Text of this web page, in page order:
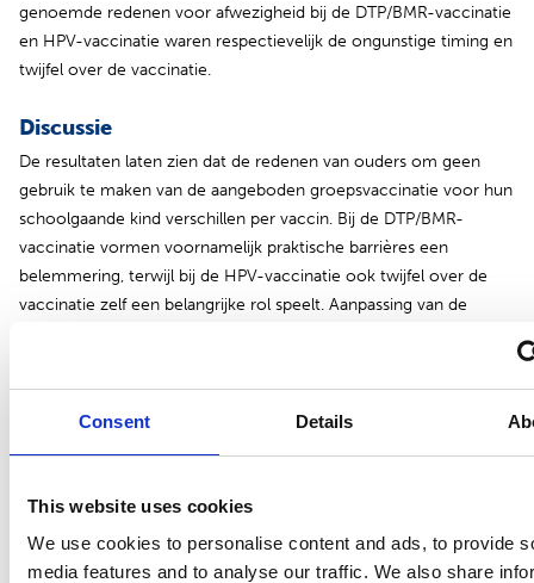
Consent Details
This website uses cookies
We use cookies to personalise content and ads, to provide
media features and to analyse our traffic. We also share
genoemde redenen voor afwezigheid bij de DTP/BMR-vaccinatie
en HPV-vaccinatie waren respectievelijk de ongunstige timing en
twijfel over de vaccinatie.
Discussie
De resultaten laten zien dat de redenen van ouders om geen
gebruik te maken van de aangeboden groepsvaccinatie voor hun
schoolgaande kind verschillen per vaccin. Bij de DTP/BMR-
vaccinatie vormen voornamelijk praktische barrières een
belemmering, terwijl bij de HPV-vaccinatie ook twijfel over de
vaccinatie zelf een belangrijke rol speelt. Aanpassing van de
schoolkinderen te verhogen. Het realiseren van een meer divers
basisaanbod, zodat ouders en kinderen direct de voor hen